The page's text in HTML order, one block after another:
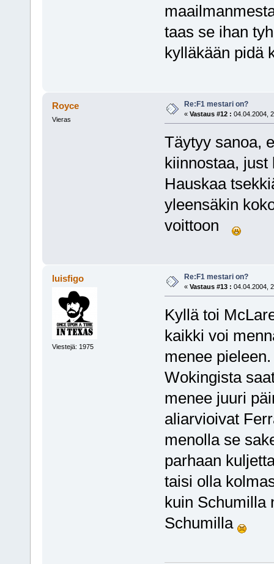
taas se ihan
kylläkään pidä
Royce
Vieras
Re:F1 mestari on?
« Vastaus #12 : 04.04.2004,
Täytyy sanoa,
kiinnostaa,
Hauskaa
yleensäkin
voittoon
luisfigo
Viestejä: 1975
Re:F1 mestari on?
« Vastaus #13 : 04.04.2004,
Kyllä toi
kaikki voi
menee
Wokingista
menee juuri
aliarvioivat
menolla se
parhaan
taisi olla
kuin Schumilla
Schumilla